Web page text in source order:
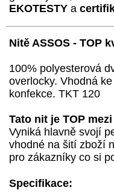
EKOTESTY a
Nitě ASSOS - TOP
100% polyesterová
overlocky. Vhodná
konfekce. TKT 120
Tato nit je TOP
Vyniká hlavně svojí
vhodné na šití zboží
pro zákazníky co si
Specifikace: